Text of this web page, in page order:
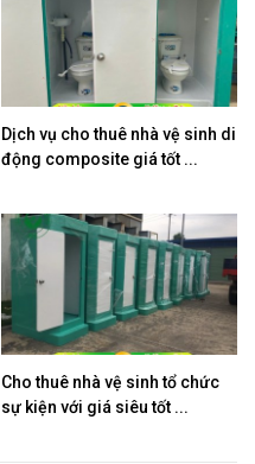
Dịch vụ cho thuê nhà vệ sinh di
động composite giá tốt ...
Cho thuê nhà vệ sinh tổ chức
sự kiện với giá siêu tốt ...